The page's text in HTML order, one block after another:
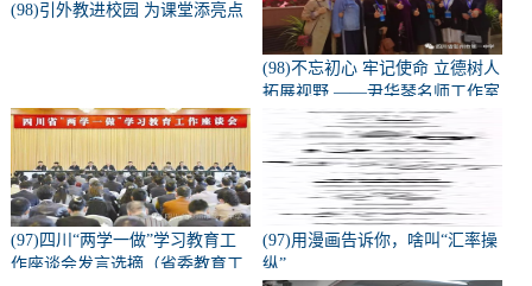
(98)引外教进校园 为课堂添亮点
(98)不忘初心 牢记使命 立德树人
拓展视野 ——尹华琴名师工作室
部分成员参加中国教育年会
(97)四川“两学一做”学习教育工
作座谈会发言选摘（省委教育工
(97)用漫画告诉你，啥叫“汇率操
纵”